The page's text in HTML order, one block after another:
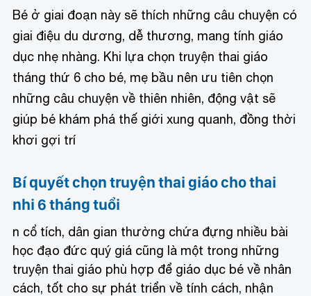
Bé ở giai đoạn này sẽ thích những câu chuyện có
giai điệu du dương, dễ thương, mang tính giáo
dục nhẹ nhàng. Khi lựa chọn truyện thai giáo
tháng thứ 6 cho bé, mẹ bầu nên ưu tiên chọn
những câu chuyện về thiên nhiên, động vật sẽ
giúp bé khám phá thế giới xung quanh, đồng thời
khơi gợi trí
Bí quyết chọn truyện thai giáo cho thai
nhi 6 tháng tuổi
n cổ tích, dân gian thường chứa đựng nhiều bài
học đạo đức quý giá cũng là một trong những
truyện thai giáo phù hợp để giáo dục bé về nhân
cách, tốt cho sự phát triển về tính cách, nhận